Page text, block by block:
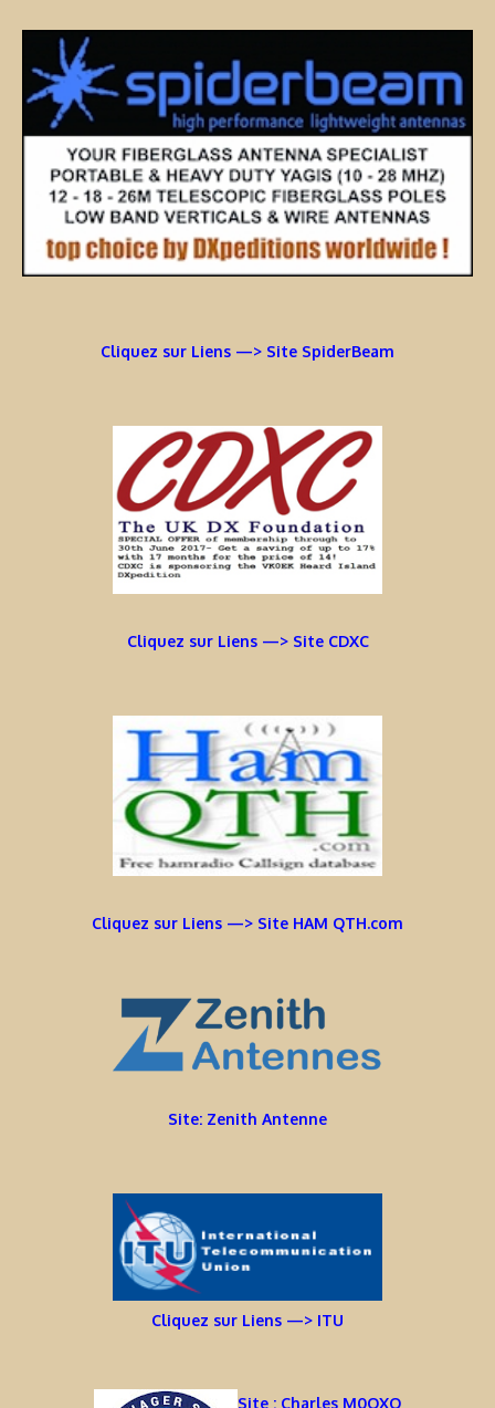
Cliquez sur Liens —> Site SpiderBeam
Cliquez sur Liens —> Site CDXC
Cliquez sur Liens —> Site HAM QTH.com
Site: Zenith Antenne
Cliquez sur Liens —> ITU
Site : Charles M0OXO